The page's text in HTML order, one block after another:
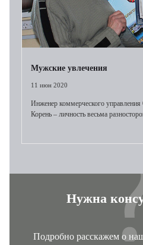
Мужские увлечения
11 июн 2020
Инженер коммерческого
Корень – личность весьма
Нужна
Подробно расскажем о